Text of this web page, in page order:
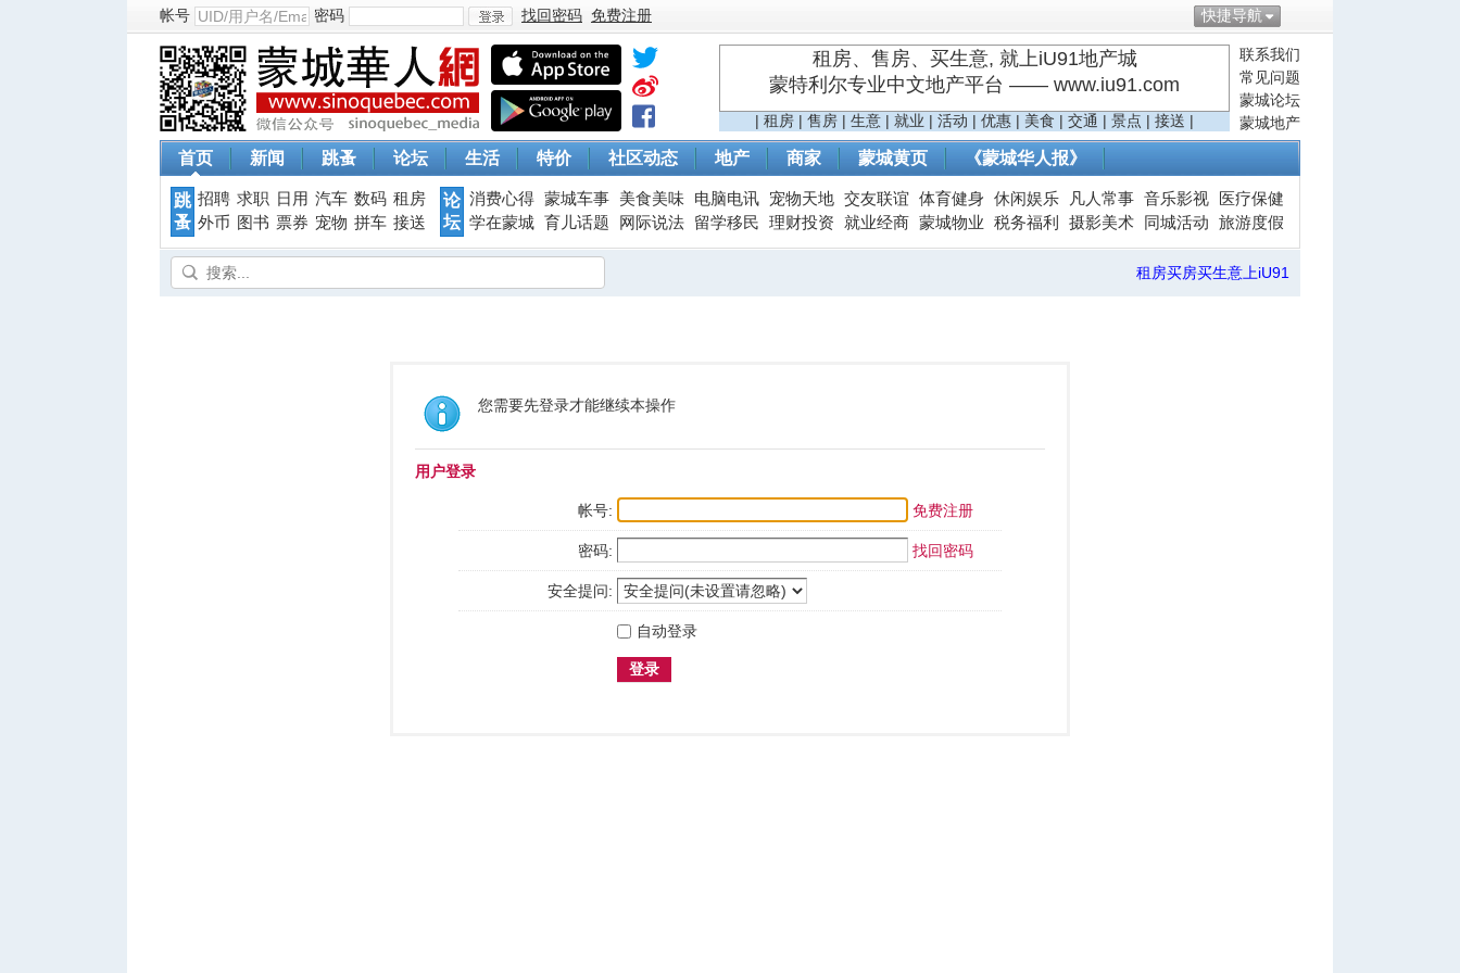
快捷导航
帐号 密码
登
找回密码 免费注册
联系我们
常见问题
蒙城论坛
蒙城地产
租房、售房、买生意, 就上iU91地产城
蒙特利尔专业中文地产平台 —— www.iu91.com
| 租房 | 售房 | 生意 | 就业 | 活动 | 优惠 | 美食 | 交通 | 景点 | 接送 |
首页 新闻 跳蚤 论坛 生活 特价 社区动态 地产 商家 蒙城黄页 《蒙城华人报》
跳
蚤
招聘 求职 日用 汽车 数码 租房
外币
图书 票券 宠物 拼车 接送
论
坛
消费心得 蒙城车事 美食美味 电脑电讯 宠物天地 交友联谊 体育健身 休闲娱乐 凡人常事 音乐影视
医疗保健
学在蒙城 育儿话题 网际说法 留学移民 理财投资 就业经商 蒙城物业 税务福利 摄影美术 同城活动 旅游度假
租房买房买生意上iU91
您需要先登录才能继续本操作
用户登录
帐号: 免费注册
密码: 找回密码
安全提问:
自动登录
登录